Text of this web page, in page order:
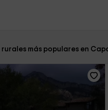
rurales más populares en